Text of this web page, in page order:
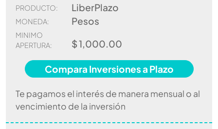
PRODUCTO: LiberPlazo
MONEDA: Pesos
MINIMO
APERTURA:
$ 1,000.00
Compara Inversiones a Plazo
Te pagamos el interés de manera mensual o al
vencimiento de la inversión